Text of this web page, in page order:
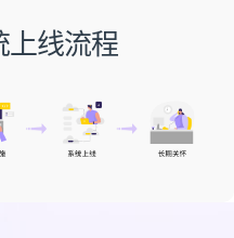
上线流程